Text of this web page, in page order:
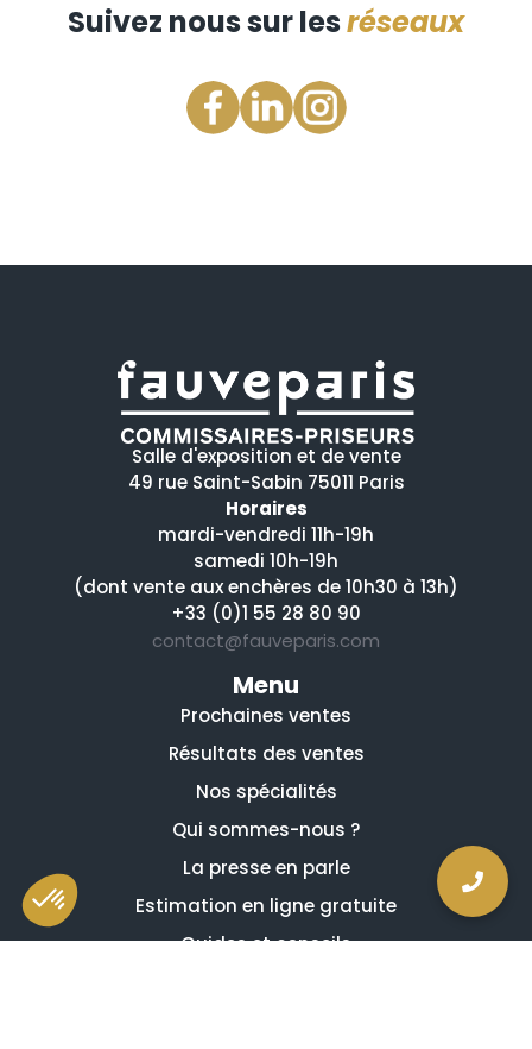
Suivez nous sur lesréseaux
Salle d'exposition et de vente
49 rue Saint-Sabin 75011 Paris
Horaires
mardi-vendredi 11h-19h
samedi 10h-19h
(dont vente aux enchères de 10h30 à 13h)
+33 (0)1 55 28 80 90
contact@fauveparis.com
Menu
Prochaines ventes
Résultats des ventes
Nos spécialités
Qui sommes-nous ?
La presse en parle
Estimation en ligne gratuite
Guides et conseils